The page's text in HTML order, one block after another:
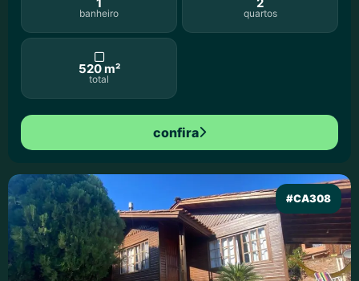
1
banheiro
2
quartos
520 m²
total
confira
#CA308